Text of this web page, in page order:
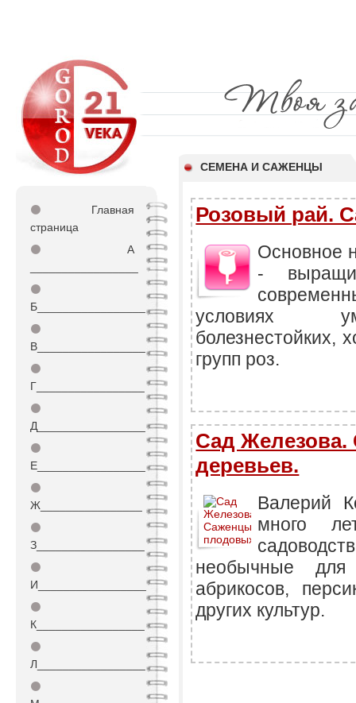
СЕМЕНА И САЖЕНЦЫ
⚫
Главная
страница
⚫
А
⚫
Б_________________
⚫
В_________________
⚫
Г_________________
⚫
Д_________________
⚫
Е_________________
⚫
Ж________________
⚫
З_________________
⚫
И_________________
⚫
К_________________
⚫
Л_________________
⚫
Розовый рай.
Основное
-
условиях
болезнестойких,
групп роз.
Сад
деревьев.
Валерий
много
необычные
абрикосов,
других культур.